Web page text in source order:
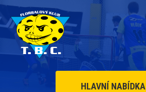
HLAVNÍ NABÍDKA